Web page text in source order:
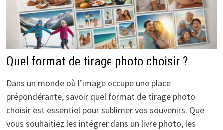
Quel format de tirage photo choisir ?
Dans un monde où l’image occupe une place
prépondérante, savoir quel format de tirage photo
choisir est essentiel pour sublimer vos souvenirs. Que
vous souhaitiez les intégrer dans un livre photo, les